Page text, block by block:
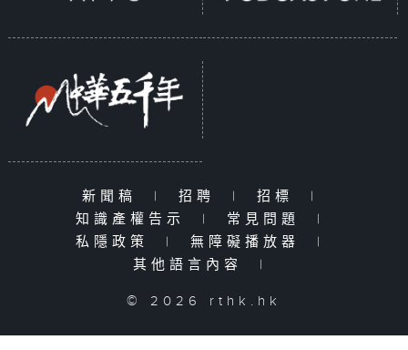
新聞稿 | 招聘 | 招標
|
知識產權告示
| 常見問題
|
私隱政策
| 無障礙播放器
|
其他語言內容
|
© 2026 rthk.hk